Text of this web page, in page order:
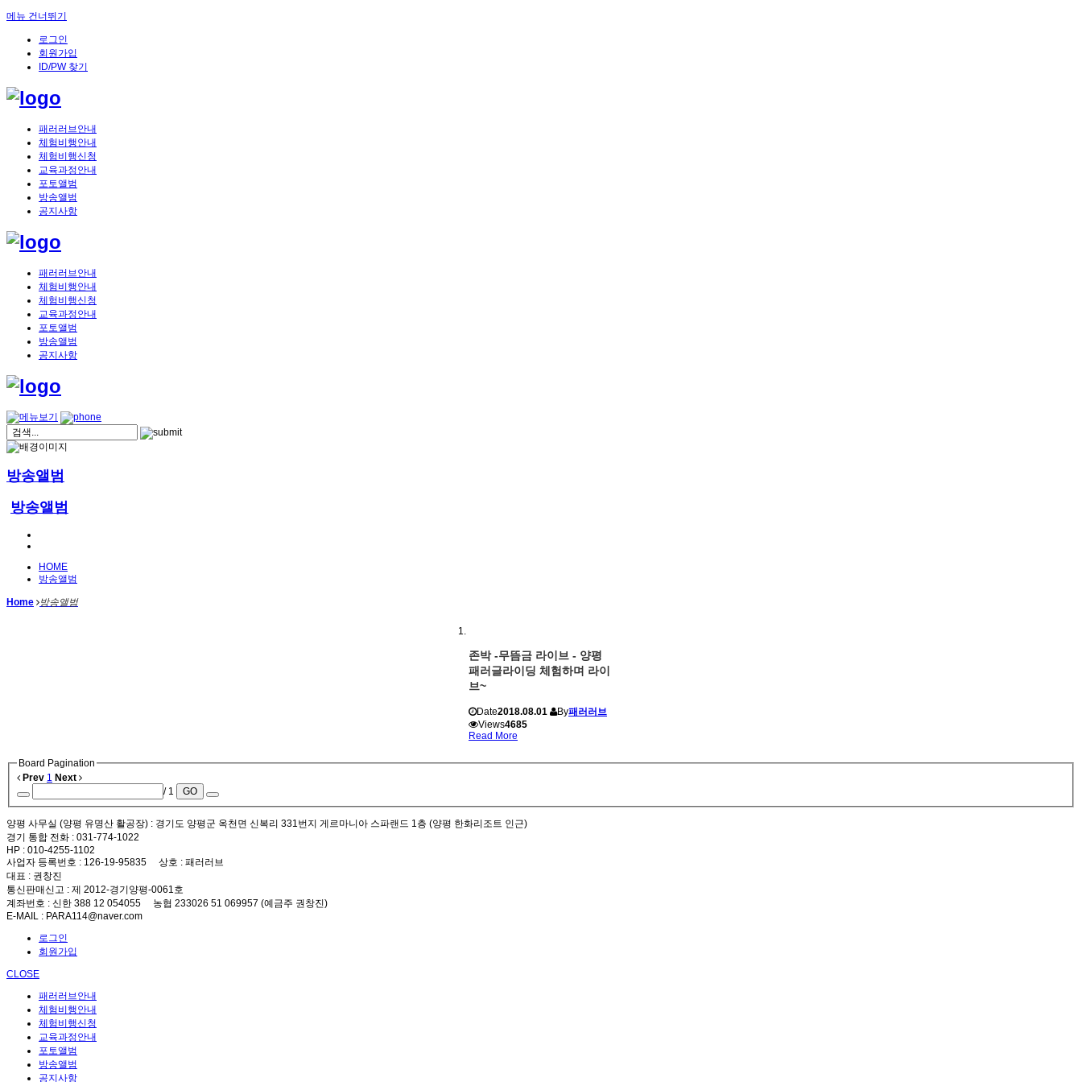
메뉴 건너뛰기
로그인
회원가입
ID/PW 찾기
패러러브안내
체험비행안내
체험비행신청
교육과정안내
포토앨범
방송앨범
공지사항
패러러브안내
체험비행안내
체험비행신청
교육과정안내
포토앨범
방송앨범
공지사항
방송앨범
방송앨범
HOME
방송앨범
Home 방송앨범
존박 -무뜸금 라이브 - 양평
패러글라이딩 체험하며 라이
브~
Date2018.08.01 By패러러브
Views4685
Read More
Board Pagination
Prev 1 Next
/ 1
GO
양평 사무실 (양평 유명산 활공장) : 경기도 양평군 옥천면 신복리 331번지 게르마니아 스파랜드 1층 (양평 한화리조트 인근)
경기 통합 전화 : 031-774-1022
HP : 010-4255-1102
사업자 등록번호 : 126-19-95835 상호 : 패러러브
대표 : 권창진
통신판매신고 : 제 2012-경기양평-0061호
계좌번호 : 신한 388 12 054055 농협 233026 51 069957 (예금주 권창진)
E-MAIL : PARA114@naver.com
로그인
회원가입
CLOSE
패러러브안내
체험비행안내
체험비행신청
교육과정안내
포토앨범
방송앨범
공지사항